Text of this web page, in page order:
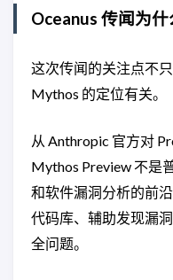
Oceanus 传闻为
这次传闻的关注点不
Mythos 的定位有关。
从 Anthropic 官方对
Mythos Preview 不是
和软件漏洞分析的前
代码库、辅助发现漏
全问题。